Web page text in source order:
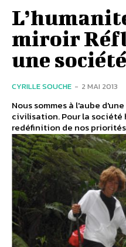
miroir
une
CYRILLE SOUCHE - 2 MAI 2013
Nous sommes à l'aube
civilisation. Pour la société
redéfinition de nos